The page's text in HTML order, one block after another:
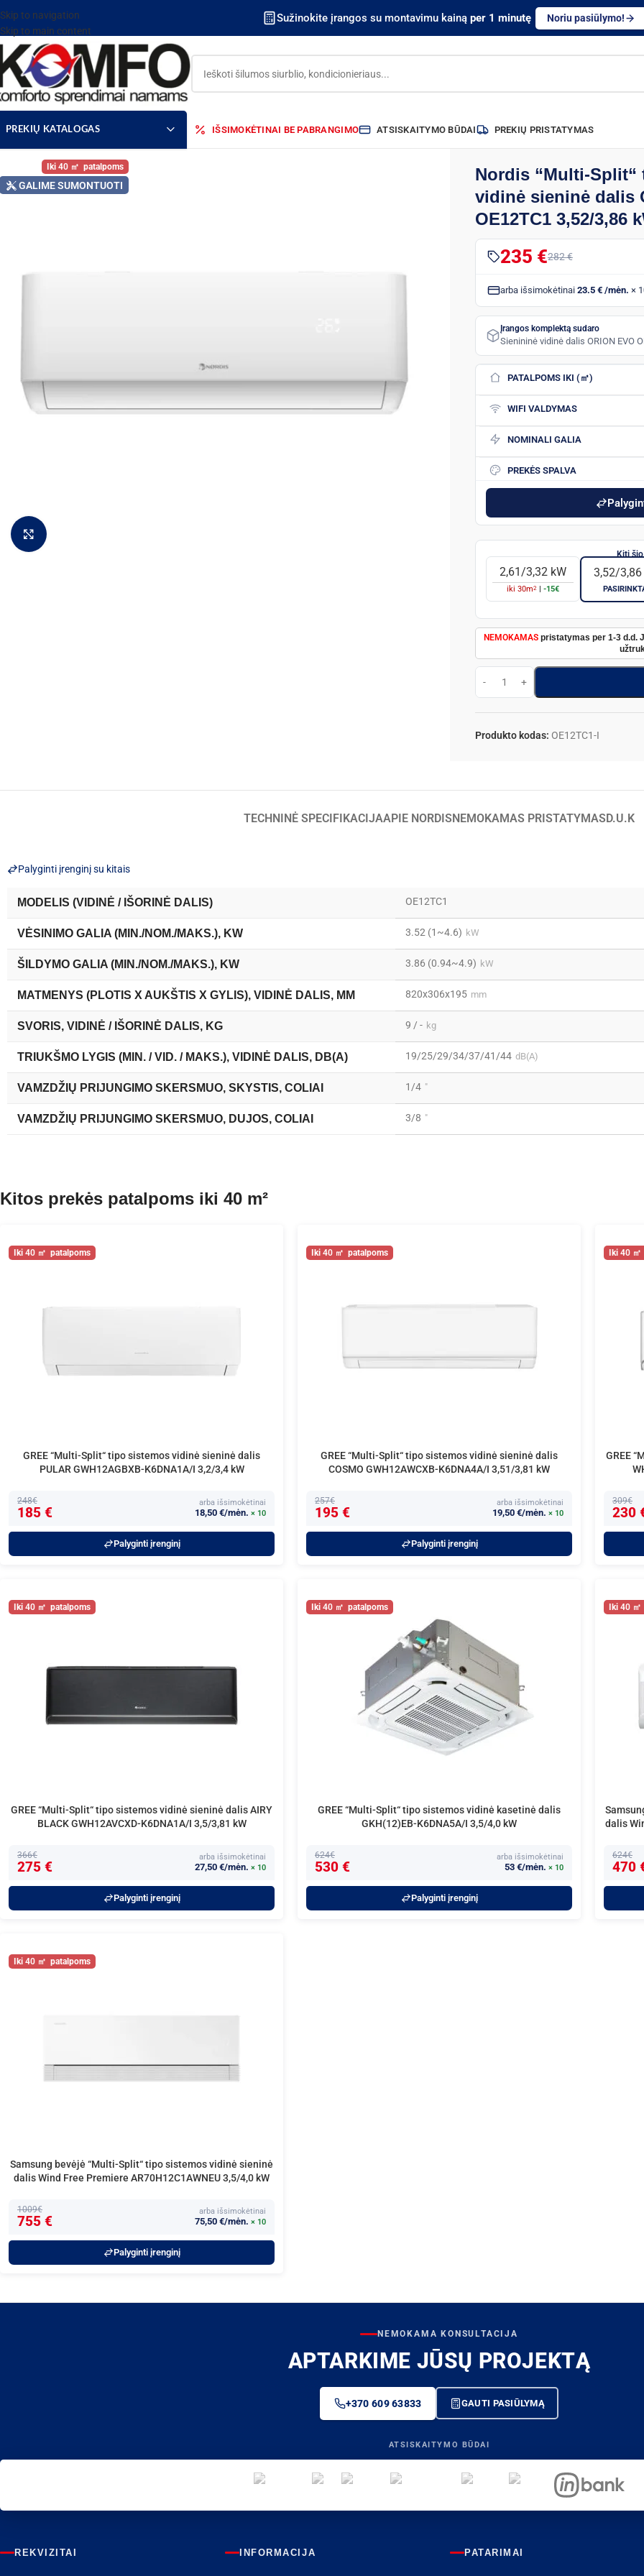
Skip to navigation
Skip to main content
Sužinokite įrangos su montavimu kainą per 1 minutę Noriu pasiūlymo!
PREKIŲ KATALOGAS IŠSIMOKĖTINAI BE PABRANGIMO ATSISKAITYMO BŪDAI PREKIŲ PRISTATYMAS
40
GALIME SUMONTUOTI
Nordis “Multi-
vidinė sieninė dalis
OE12TC1 3,52/3,86
235 €282 €
arba išsimokėtinai 23.5 € /mėn. ×
Įrangos komplektą sudaro
Sienininė vidinė dalis ORION EVO
PATALPOMS IKI (㎡)
WIFI VALDYMAS
NOMINALI GALIA
PREKĖS SPALVA
2,61/3,32 kW
iki 30m2 -15€
3,52/3,86
NEMOKAMAS pristatymas per 1-3 d.d.
Produkto kodas: OE12TC1-I
TECHNINĖ SPECIFIKACIJAAPIE NORDIS NEMOKAMAS PRISTATYMAS D.U.K
Palyginti įrenginį su kitais
MODELIS (VIDINĖ / IŠORINĖ DALIS) OE12TC1
VĖSINIMO GALIA (MIN./NOM./MAKS.), KW 3.52 (1~4.6) kW
ŠILDYMO GALIA (MIN./NOM./MAKS.), KW 3.86 (0.94~4.9) kW
MATMENYS (PLOTIS X AUKŠTIS X GYLIS), VIDINĖ DALIS, MM 820x306x195 mm
SVORIS, VIDINĖ / IŠORINĖ DALIS, KG 9 / - kg
TRIUKŠMO LYGIS (MIN. / VID. / MAKS.), VIDINĖ DALIS, DB(A) 19/25/29/34/37/41/44 dB(A)
VAMZDŽIŲ PRIJUNGIMO SKERSMUO, SKYSTIS, COLIAI 1/4 "
VAMZDŽIŲ PRIJUNGIMO SKERSMUO, DUJOS, COLIAI 3/8 "
Kitos prekės patalpoms iki 40 m²
40
GREE “Multi-Split“ tipo sistemos vidinė sieninė dalis
PULAR GWH12AGBXB-K6DNA1A/I 3,2/3,4 kW
248€
185 €
arba išsimokėtinai
18,50 €/mėn. × 10
Palyginti įrenginį
40
GREE “Multi-Split“ tipo sistemos vidinė sieninė dalis
COSMO GWH12AWCXB-K6DNA4A/I 3,51/3,81 kW
257€
195 €
arba išsimokėtinai
19,50 €/mėn. × 10
Palyginti įrenginį
40
GREE
309€
230
40
GREE “Multi-Split“ tipo sistemos vidinė sieninė dalis AIRY
BLACK GWH12AVCXD-K6DNA1A/I 3,5/3,81 kW
366€
275 €
arba išsimokėtinai
27,50 €/mėn. × 10
Palyginti įrenginį
40
GREE “Multi-Split“ tipo sistemos vidinė kasetinė dalis
GKH(12)EB-K6DNA5A/I 3,5/4,0 kW
624€
530 €
arba išsimokėtinai
53 €/mėn. × 10
Palyginti įrenginį
40
dalis
624€
470
40
Samsung bevėjė “Multi-Split“ tipo sistemos vidinė sieninė
dalis Wind Free Premiere AR70H12C1AWNEU 3,5/4,0 kW
1009€
755 €
arba išsimokėtinai
75,50 €/mėn. × 10
Palyginti įrenginį
NEMOKAMA KONSULTACIJA
APTARKIME JŪSŲ PROJEKTĄ
+370 609 63833 GAUTI PASIŪLYMĄ
ATSISKAITYMO BŪDAI
REKVIZITAI INFORMACIJA PATARIMAI